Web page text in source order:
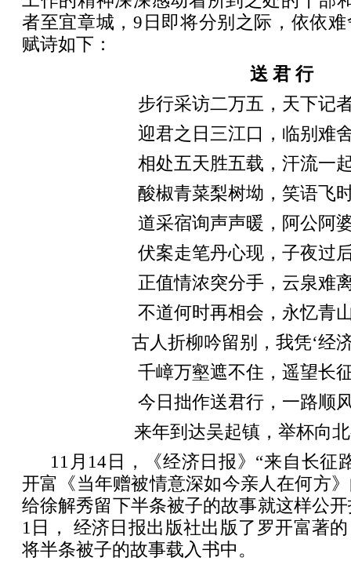
者至宜章城，9日即将分别之际，依依
赋诗如下：
送 君 行
步行采访二万五，天下记
迎君之日三江口，临别难
相处五天胜五载，汗流一
酸椒青菜梨树坳，笑语飞
道采宿询声声暖，阿公阿
伏案走笔丹心现，子夜过
正值情浓突分手，云泉难
不道何时再相会，永忆青
古人折柳吟留别，我凭‘经
千嶂万壑遮不住，遥望长
今日拙作送君行，一路顺
来年到达吴起镇，举杯向
11月14日，《经济日报》“来自长征
开富《当年赠被情意深如今亲人在何方
给徐解秀留下半条被子的故事就这样公
1日， 经济日报出版社出版了罗开富著
将半条被子的故事载入书中。